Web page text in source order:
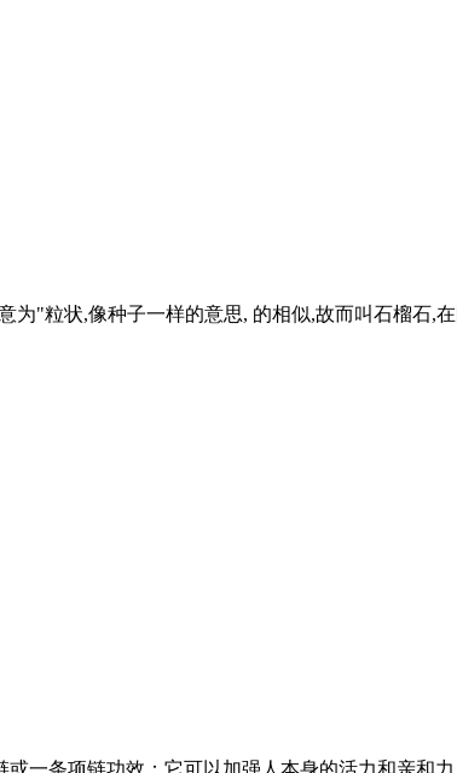
为"粒状,像种子一样的意思, 的相似,故而叫石榴石,
一条项链功效：它可以加强人本身的活力和亲和